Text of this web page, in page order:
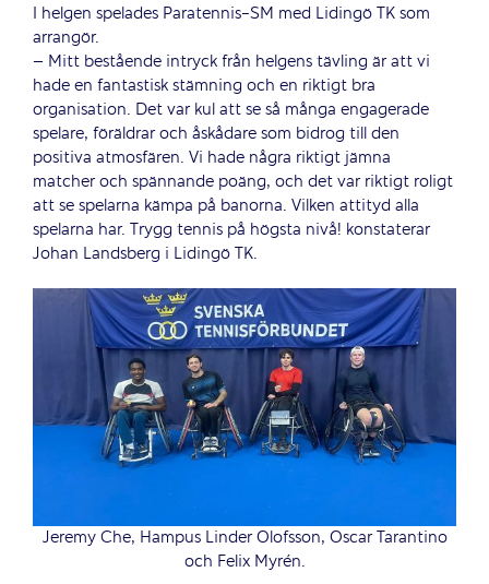
I helgen spelades Paratennis-SM med Lidingö TK som
arrangör.
– Mitt bestående intryck från helgens tävling är att vi
hade en fantastisk stämning och en riktigt bra
organisation. Det var kul att se så många engagerade
spelare, föräldrar och åskådare som bidrog till den
positiva atmosfären. Vi hade några riktigt jämna
matcher och spännande poäng, och det var riktigt roligt
att se spelarna kämpa på banorna. Vilken attityd alla
spelarna har. Trygg tennis på högsta nivå! konstaterar
Johan Landsberg i Lidingö TK.
Jeremy Che, Hampus Linder Olofsson, Oscar Tarantino
och Felix Myrén.